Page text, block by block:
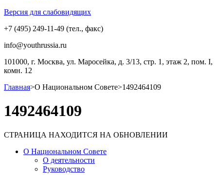
Версия для слабовидящих
+7 (495) 249-11-49 (тел., факс)
info@youthrussia.ru
101000, г. Москва, ул. Маросейка, д. 3/13, стр. 1, этаж 2, пом. I,
комн. 12
Главная>О Национальном Совете>1492464109
1492464109
СТРАНИЦА НАХОДИТСЯ НА ОБНОВЛЕНИИ
О Национальном Совете
О деятельности
Руководство